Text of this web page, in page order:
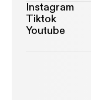
Instagram
Tiktok
Youtube